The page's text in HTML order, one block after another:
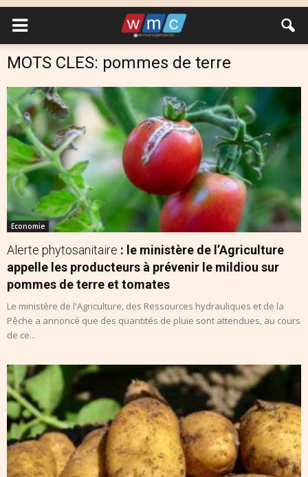
MOTS CLES: pommes de terre
Economie
Alerte phytosanitaire : le ministère de l’Agriculture
appelle les producteurs à prévenir le mildiou sur
pommes de terre et tomates
Le ministère de l'Agriculture, des Ressources hydrauliques et de la
Pêche a annoncé que des quantités de pluie sont attendues, au cours
de ce...